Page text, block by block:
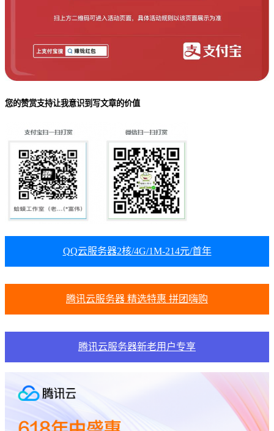
您的赞赏支持让我意识到写文章的价值
QQ云服务器2核/4G/1M-214元/首年
腾讯云服务器 精选特惠 拼团嗨购
腾讯云服务器新老用户专享